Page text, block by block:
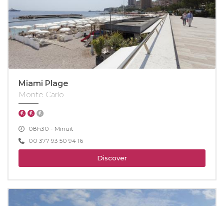
Miami Plage
Monte Carlo
08h30 - Minuit
00 377 93 50 94 16
Discover